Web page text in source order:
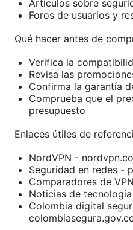
Artículos sobre
Foros de usuarios y
Qué hacer antes de
Verifica la
Revisa las
Confirma la garantía
Comprueba que el
presupuesto
Enlaces útiles de
NordVPN -
Seguridad en redes -
Comparadores de
Noticias de
Colombia digital